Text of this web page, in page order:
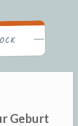
aus
Geburt